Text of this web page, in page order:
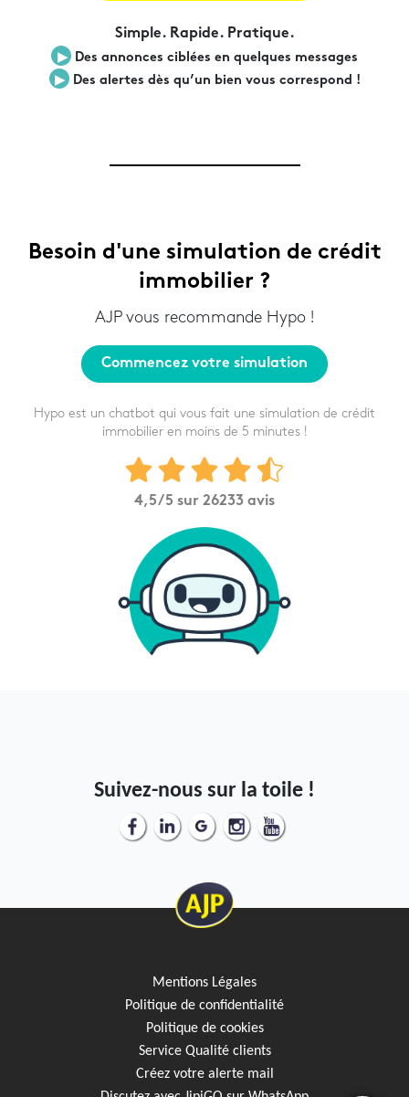
Simple. Rapide. Pratique.
▶︎
Des annonces ciblées en quelques messages
▶︎ Des alertes dès qu’un bien vous correspond !
Besoin d'une simulation de crédit
immobilier ?
AJP vous recommande Hypo !
Commencez votre simulation
Hypo est un chatbot qui vous fait une simulation de crédit
immobilier en moins de 5 minutes !
4,5/5 sur 26233 avis
Suivez-nous sur la toile !
Mentions Légales
Politique de confidentialité
Politique de cookies
Service Qualité clients
Créez votre alerte mail